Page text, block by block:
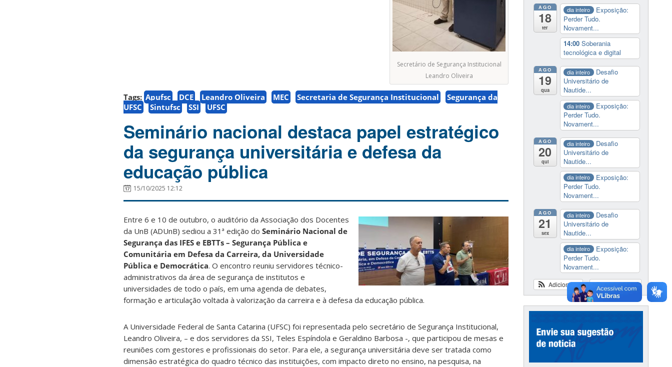
Secretário de Segurança Institucional
Leandro Oliveira
Tags: Apufsc DCE Leandro Oliveira MEC Secretaria de Segurança Institucional
Segurança da
UFSC
Sintufsc SSI UFSC
Seminário nacional destaca papel estratégico
da segurança universitária e defesa da
educação pública
15/10/2025 12:12
Entre 6 e 10 de outubro, o auditório da Associação dos Docentes
da UnB (ADUnB) sediou a 31ª edição do Seminário Nacional de
Segurança das IFES e EBTTs – Segurança Pública e
Comunitária em Defesa da Carreira, da Universidade
Pública e Democrática. O encontro reuniu servidores técnico-
administrativos da área de segurança de institutos e
universidades de todo o país, em uma agenda de debates,
formação e articulação voltada à valorização da carreira e à defesa da educação pública.
A Universidade Federal de Santa Catarina (UFSC) foi representada pelo secretário de Segurança Institucional,
Leandro Oliveira, – e dos servidores da SSI, Teles Espíndola e Geraldino Barbosa -, que participou de mesas e
reuniões com gestores e profissionais do setor. Para ele, a segurança universitária deve ser tratada como
dimensão estratégica do quadro técnico das instituições, com impacto direto no ensino, na pesquisa, na
AGO
18
ter
dia inteiro
Exposição:
Perder Tudo.
Novament...
14:00 Soberania
tecnológica e digital
AGO
19
qua
dia inteiro
Desafio
Universitário de
Nautide...
dia inteiro
Exposição:
Perder Tudo.
Novament...
AGO
20
qui
dia inteiro
Desafio
Universitário de
Nautide...
dia inteiro
Exposição:
Perder Tudo.
Novament...
AGO
21
sex
dia inteiro
Desafio
Universitário de
Nautide...
dia inteiro
Exposição:
Perder Tudo.
Novament...
Ver calendário
Adicionar